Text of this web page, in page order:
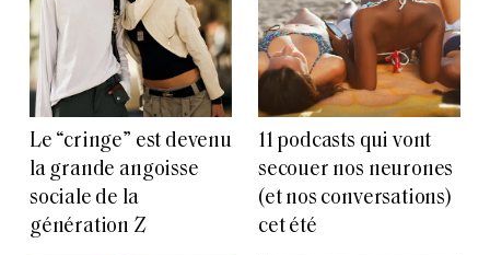
Le “cringe” est devenu
la grande angoisse
sociale de la
génération Z
11 podcasts qui vont
secouer nos neurones
(et nos conversations)
cet été